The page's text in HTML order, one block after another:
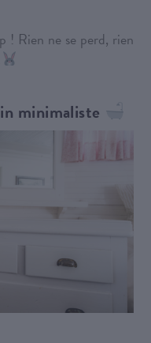
! Rien ne se perd, rien
minimaliste